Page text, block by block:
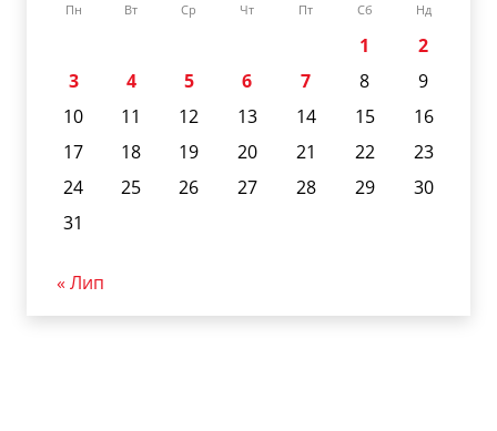
Пн Вт Ср Чт Пт Сб Нд
1
2
3
4 5 6 7 8
9
10
11 12 13 14 15
16
17
18 19 20 21 22
23
24
25 26 27 28 29
30
31
« Лип